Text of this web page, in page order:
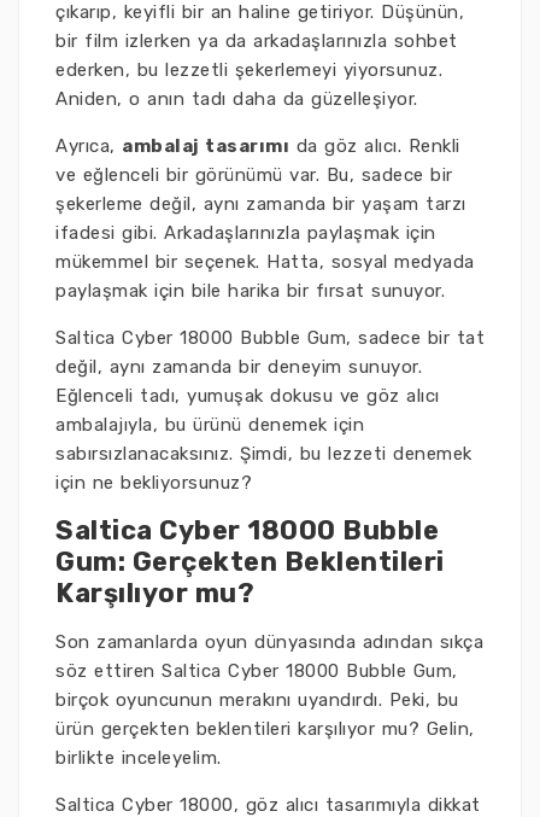
çıkarıp, keyifli bir an haline getiriyor. Düşünün,
bir film izlerken ya da arkadaşlarınızla sohbet
ederken, bu lezzetli şekerlemeyi yiyorsunuz.
Aniden, o anın tadı daha da güzelleşiyor.
Ayrıca, ambalaj tasarımı da göz alıcı. Renkli
ve eğlenceli bir görünümü var. Bu, sadece bir
şekerleme değil, aynı zamanda bir yaşam tarzı
ifadesi gibi. Arkadaşlarınızla paylaşmak için
mükemmel bir seçenek. Hatta, sosyal medyada
paylaşmak için bile harika bir fırsat sunuyor.
Saltica Cyber 18000 Bubble Gum, sadece bir tat
değil, aynı zamanda bir deneyim sunuyor.
Eğlenceli tadı, yumuşak dokusu ve göz alıcı
ambalajıyla, bu ürünü denemek için
sabırsızlanacaksınız. Şimdi, bu lezzeti denemek
için ne bekliyorsunuz?
Saltica Cyber 18000 Bubble
Gum: Gerçekten Beklentileri
Karşılıyor mu?
Son zamanlarda oyun dünyasında adından sıkça
söz ettiren Saltica Cyber 18000 Bubble Gum,
birçok oyuncunun merakını uyandırdı. Peki, bu
ürün gerçekten beklentileri karşılıyor mu? Gelin,
birlikte inceleyelim.
Saltica Cyber 18000, göz alıcı tasarımıyla dikkat